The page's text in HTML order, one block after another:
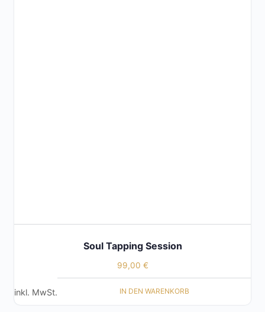
Soul Tapping Session
99,00 €
inkl. MwSt. IN DEN WARENKORB